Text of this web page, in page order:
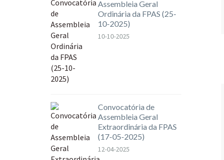
Assembleia Geral
Ordinária da FPAS (25-
10-2025)
10-10-2025
Convocatória de
Assembleia Geral
Extraordinária da FPAS
(17-05-2025)
12-04-2025